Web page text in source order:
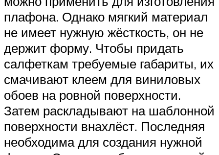
плафона. Однако мягкий материал
не имеет нужную жёсткость, он не
держит форму. Чтобы придать
салфеткам требуемые габариты, их
смачивают клеем для виниловых
обоев на ровной поверхности.
Затем раскладывают на шаблонной
поверхности внахлёст. Последняя
необходима для создания нужной